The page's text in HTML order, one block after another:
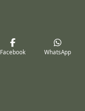
Facebook WhatsApp